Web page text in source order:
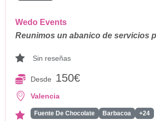
Wedo Events
Reunimos un abanico de servicios
Sin reseñas
Desde 150€
Valencia
Fuente De Chocolate Barbacoa +24